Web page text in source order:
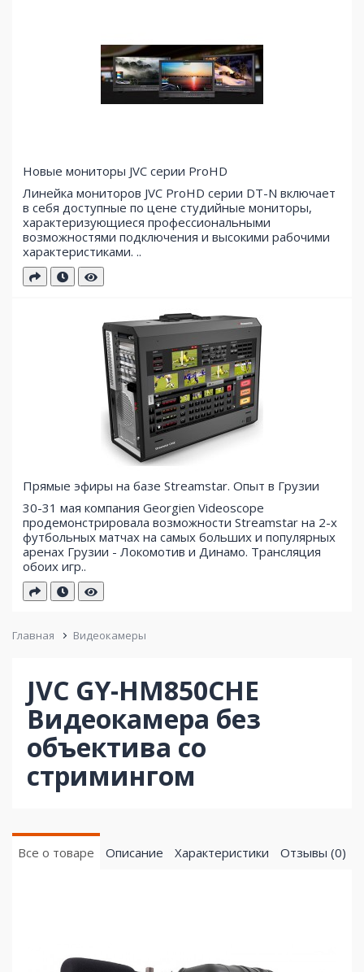
Новые мониторы JVC серии ProHD
Линейка мониторов JVC ProHD серии DT-N включает
в себя доступные по цене студийные мониторы,
характеризующиеся профессиональными
возможностями подключения и высокими рабочими
характеристиками. ..
Прямые эфиры на базе Streamstar. Опыт в Грузии
30-31 мая компания Georgien Videoscope
продемонстрировала возможности Streamstar на 2-х
футбольных матчах на самых больших и популярных
аренах Грузии - Локомотив и Динамо. Трансляция
обоих игр..
Главная Видеокамеры
JVC GY-HM850CHE
Видеокамера без
объектива со
стримингом
Все о товаре Описание Характеристики Отзывы (0)